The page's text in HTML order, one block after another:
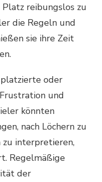
reibungslos zu
die Regeln und
sie ihre Zeit
oder
und
könnten
nach Löchern zu
zu interpretieren,
Regelmäßige
der